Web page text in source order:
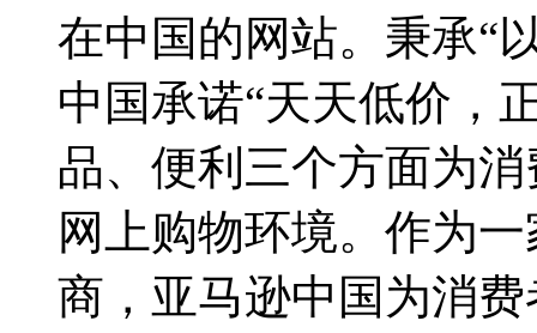
在中国的网站。秉承“
中国承诺“天天低价，
品、便利三个方面为
网上购物环境。作为
商，亚马逊中国为消